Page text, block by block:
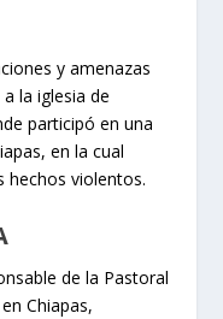
y amenazas
la iglesia de
participó en una
en la cual
hechos violentos.
de la Pastoral
Chiapas,